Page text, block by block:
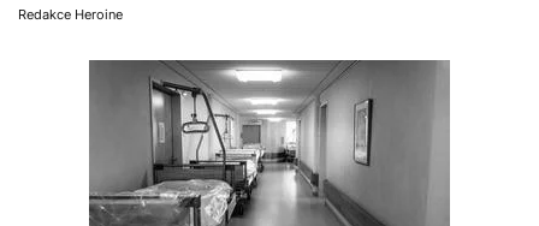
Redakce Heroine